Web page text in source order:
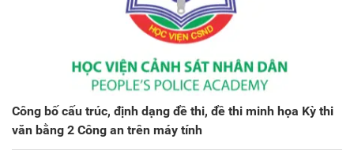
Công bố cấu trúc, định dạng đề thi, đề thi minh họa Kỳ thi
văn bằng 2 Công an trên máy tính